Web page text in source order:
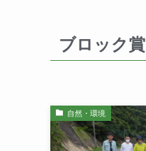
ブロック賞
自然・環境